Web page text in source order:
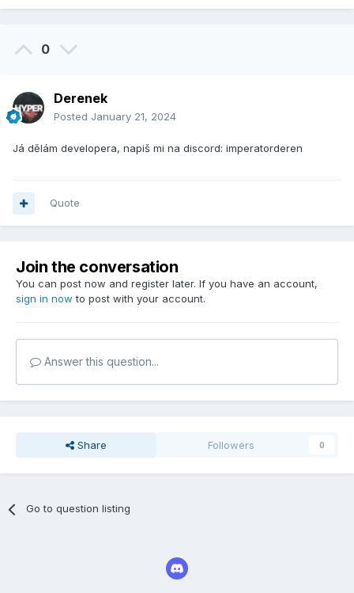
0
Derenek
Posted January 21, 2024
Já dělám developera, napiš mi na discord: imperatorderen
Quote
Join the conversation
You can post now and register later. If you have an account,
sign in now to post with your account.
Answer this question...
Share Followers 0
Go to question listing